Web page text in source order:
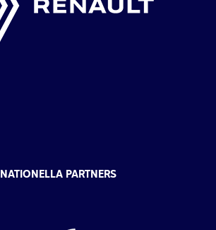
NATIONELLA PARTNERS